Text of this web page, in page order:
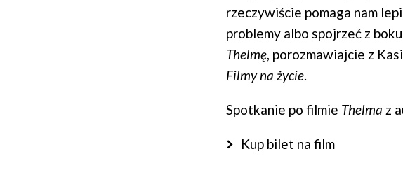
rzeczywiście pomaga nam
problemy albo spojrzeć z
Thelmę, porozmawiajcie z
Filmy na życie.
Spotkanie po filmie Thelma z
Kup bilet na film